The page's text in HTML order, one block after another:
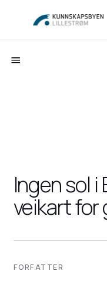
Ingen sol i
veikart for
FORFATTER